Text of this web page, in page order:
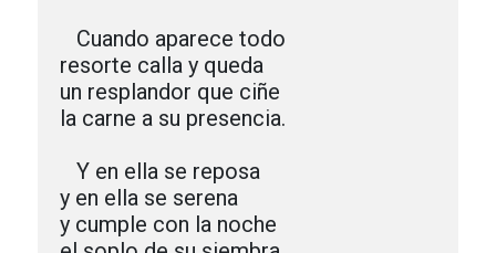
resorte calla y queda
un resplandor que ciñe
la carne a su presencia.
y en ella se serena
y cumple con la noche